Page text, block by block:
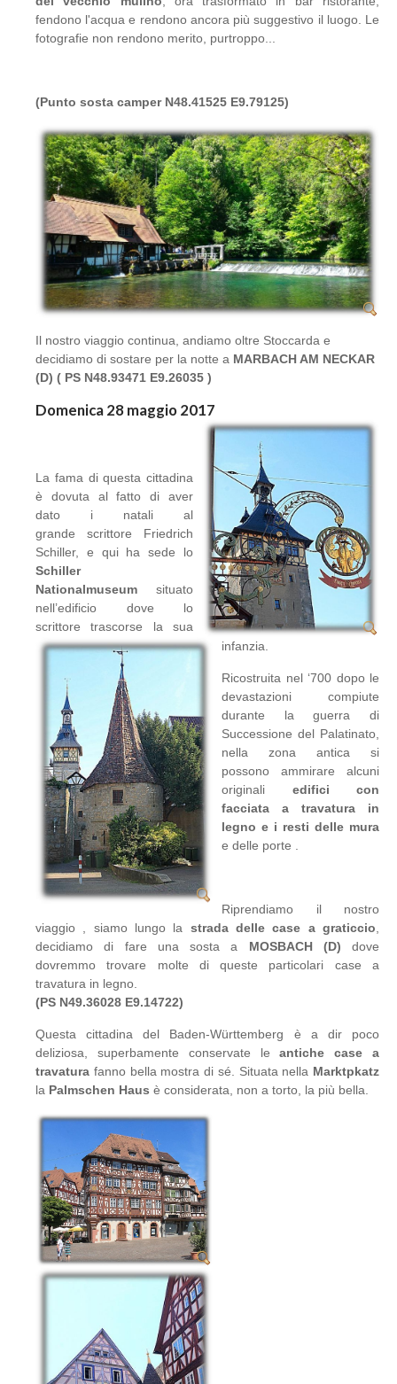
fendono l'acqua e rendono ancora più suggestivo il luogo. Le
fotografie non rendono merito, purtroppo...
(Punto sosta camper N48.41525 E9.79125)
Il nostro viaggio continua, andiamo oltre Stoccarda e
decidiamo di sostare per la notte a MARBACH AM NECKAR
(D) ( PS N48.93471 E9.26035 )
Domenica 28 maggio 2017
La fama di questa cittadina
è dovuta al fatto di aver
dato i natali al
grande scrittore Friedrich
Schiller, e qui ha sede lo
Schiller
Nationalmuseum situato
nell’edificio dove lo
scrittore trascorse la sua
infanzia.
Ricostruita nel ‘700 dopo le
devastazioni compiute
durante la guerra di
Successione del Palatinato,
nella zona antica si
possono ammirare alcuni
originali edifici con
facciata a travatura in
legno e i resti delle mura
e delle porte .
Riprendiamo il nostro
viaggio , siamo lungo la strada delle case a graticcio
decidiamo di fare una sosta a MOSBACH (D) dove
dovremmo trovare molte di queste particolari case a
travatura in legno.
(PS N49.36028 E9.14722)
Questa cittadina del Baden-Württemberg è a dir poco
deliziosa, superbamente conservate leantiche case a
travatura fanno bella mostra di sé. Situata nella Marktpkatz
la Palmschen Haus è considerata, non a torto, la più bella.